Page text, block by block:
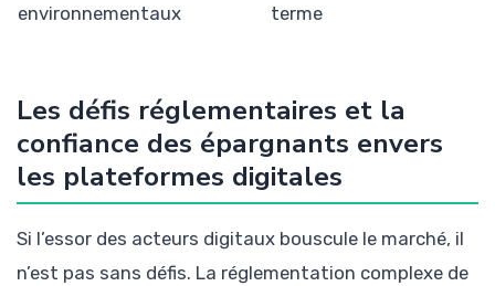
environnementaux
terme
Les défis réglementaires et la
confiance des épargnants envers
les plateformes digitales
Si l’essor des acteurs digitaux bouscule le marché, il
n’est pas sans défis. La réglementation complexe de